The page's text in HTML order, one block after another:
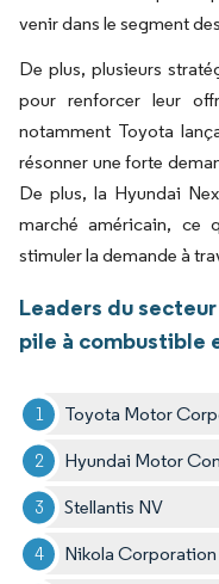
venir dans le segment
De plus, plusieurs
pour renforcer leur
notamment Toyota
résonner une forte
De plus, la Hyundai
marché américain, ce
stimuler la demande à
Leaders du
pile à combustible
Toyota Motor
Hyundai Motor
Stellantis NV
Nikola Corporation